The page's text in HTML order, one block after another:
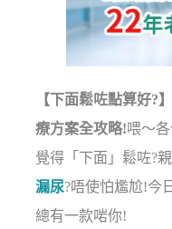
【下面鬆咗點算好?
療方案全攻略!喂～
覺得「下面」鬆咗?
漏尿?唔使怕尷尬!今
總有一款啱你!